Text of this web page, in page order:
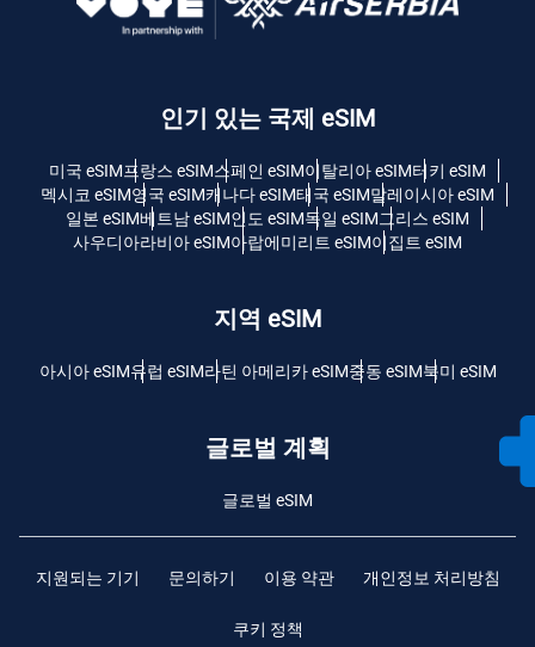
인기 있는 국제 eSIM
미국 eSIM프랑스 eSIM스페인 eSIM이탈리아 eSIM터키 eSIM
멕시코 eSIM영국 eSIM캐나다 eSIM태국 eSIM말레이시아 eSIM
일본 eSIM베트남 eSIM인도 eSIM독일 eSIM그리스 eSIM
사우디아라비아 eSIM아랍에미리트 eSIM이집트 eSIM
지역 eSIM
아시아 eSIM유럽 ​​eSIM라틴 아메리카 eSIM중동 eSIM북미 eSIM
글로벌 계획
글로벌 eSIM
지원되는 기기 문의하기 이용 약관 개인정보 처리방침
쿠키 정책